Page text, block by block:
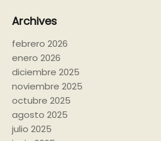
Archives
febrero 2026
enero 2026
diciembre 2025
noviembre 2025
octubre 2025
agosto 2025
julio 2025